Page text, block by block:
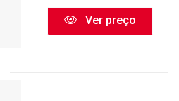
Ver preço